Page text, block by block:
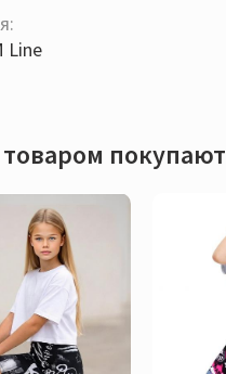
Line
покупают